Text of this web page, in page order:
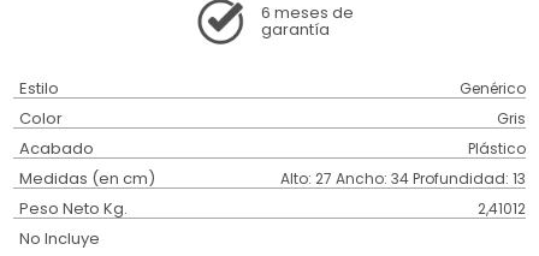
6 meses de
garantía
Estilo Genérico
Color Gris
Acabado Plástico
Medidas (en cm) Alto: 27 Ancho: 34 Profundidad: 13
Peso Neto Kg. 2,41012
No Incluye